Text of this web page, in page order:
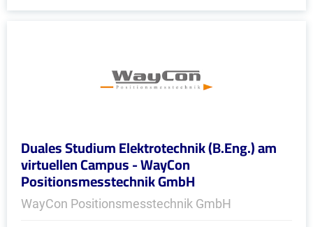
Duales Studium Elektrotechnik (B.Eng.) am
virtuellen Campus - WayCon
Positionsmesstechnik GmbH
WayCon Positionsmesstechnik GmbH